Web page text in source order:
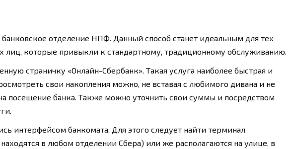
банковское отделение НПФ. Данный способ станет идеальным для тех
лиц, которые привыкли к стандартному, традиционному обслуживанию.
страничку «Онлайн-Сбербанк». Такая услуга наиболее быстрая и
свои накопления можно, не вставая с любимого дивана и не
посещение банка. Также можно уточнить свои суммы и посредством
интерфейсом банкомата. Для этого следует найти терминал
в любом отделении Сбера) или же располагаются на улице, в